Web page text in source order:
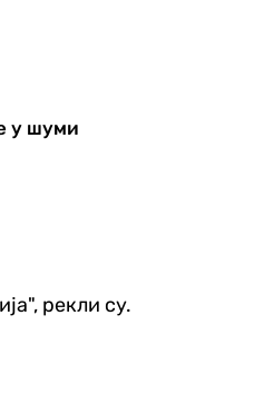
у шуми
рекли су.